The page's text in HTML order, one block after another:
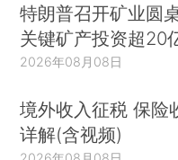
特朗普召开矿业圆
关键矿产投资超20
2026年08月08日
境外收入征税 保险
详解(含视频)